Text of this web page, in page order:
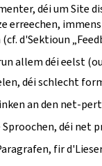
déi um Site
immens
d'Sektioun
allem déi eelst
déi schlecht
an den net-
Sproochen, déi net
fir